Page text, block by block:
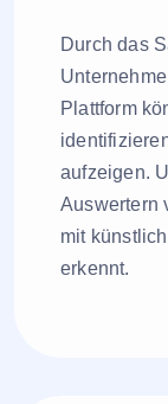
Durch das
Plattform
aufzeigen.
Auswertern
mit
erkennt.